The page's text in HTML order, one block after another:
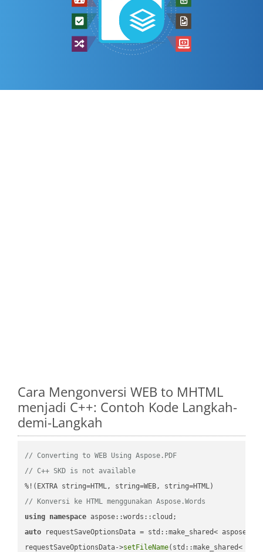
Cara Mengonversi WEB to MHTML
menjadi C++: Contoh Kode Langkah-
demi-Langkah
// Converting to WEB Using Aspose.PDF
// C++ SKD is not available
// Konversi ke HTML menggunakan Aspose.Words
using namespace
auto requestSaveOptionsData = std::make_shared<
requestSaveOptionsData->setFileName(std::make_shared<